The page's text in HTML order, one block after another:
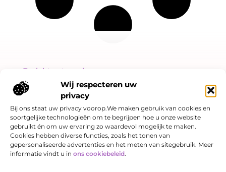
Wij respecteren uw
privacy
Bij ons staat uw privacy voorop.We maken gebruik van cookies en
soortgelijke technologieën om te begrijpen hoe u onze website
gebruikt én om uw ervaring zo waardevol mogelijk te maken.
Cookies hebben diverse functies, zoals het tonen van
gepersonaliseerde advertenties en het meten van sitegebruik. Meer
informatie vindt u in ons cookiebeleid.
Onze informatie
Bericht categorie